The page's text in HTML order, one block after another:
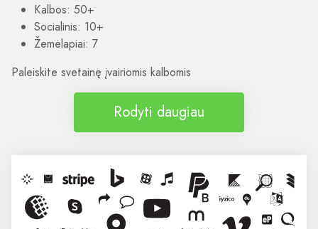
Kalbos: 50+
Socialinis: 10+
Žemėlapiai: 7
Paleiskite svetainę įvairiomis kalbomis
Rodyti daugiau